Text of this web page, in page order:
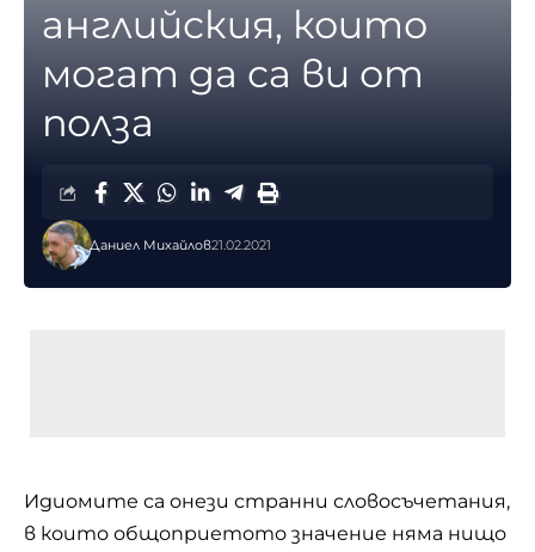
английския, които
могат да са ви от
полза
Даниел Михайлов21.02.2021
Идиомите са онези странни словосъчетания,
в които общоприетото значение няма нищо